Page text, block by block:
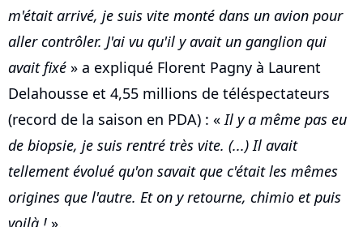
m'était arrivé, je suis vite monté dans un avion pour
aller contrôler. J'ai vu qu'il y avait un ganglion qui
avait fixé » a expliqué Florent Pagny à Laurent
Delahousse et 4,55 millions de téléspectateurs
(record de la saison en PDA) : «Il y a même pas eu
de biopsie, je suis rentré très vite. (...) Il avait
tellement évolué qu'on savait que c'était les mêmes
origines que l'autre. Et on y retourne, chimio et puis
voilà ! ».